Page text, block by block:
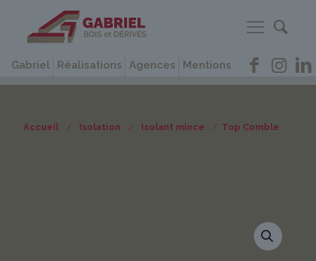
Gabriel Réalisations Agences Mentions
Accueil / Isolation / Isolant mince / Top Comble